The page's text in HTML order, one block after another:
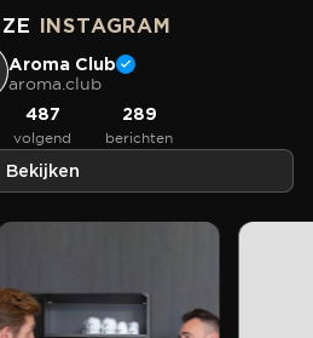
INSTAGRAM
Aroma Club
aroma.club
487
volgend
289
berichten
Bekijken